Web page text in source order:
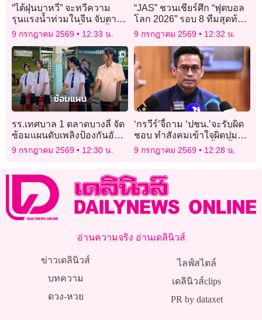
“ไต้ฝุ่นบาหวี่” จะทวีความ
รุนแรงน้ำท่วมในจีน จับตา
สภาพอากาศสุดขั้วเกิดขึ้น
บ่อยปีนี้
9 กรกฎาคม 2569 12:33 น.
“JAS” ชวนเชียร์ศึก “ฟุตบอล
โลก 2026” รอบ 8 ทีมสุดท้าย
“ฟ้าขาว ดวล สวิส”
9 กรกฎาคม 2569 12:32 น.
รร.เทศบาล 1 ตลาดบางลี่ จัด
ซ้อมแผนดับเพลิงป้องกันอัคคี
ภัย
9 กรกฎาคม 2569 12:30 น.
‘กรวีร์’จี้ถาม ‘ปชน.’จะรับผิด
ชอบ ทำสังคมเข้าใจผิดปม
‘นิรโทษกรรม’โยงเอื้อ ‘ฮั้ว
สว.’อย่างไร
9 กรกฎาคม 2569 12:28 น.
อ่านความจริง อ่านเดลินิวส์
ข่าวเดลินิวส์
บทความ
ดวง-หวย
ไลฟ์สไตล์
เดลินิวส์clips
PR by dataxet